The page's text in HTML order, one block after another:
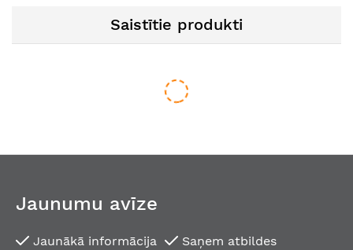
Saistītie produkti
Jaunumu avīze
Jaunākā informācija Saņem atbildes